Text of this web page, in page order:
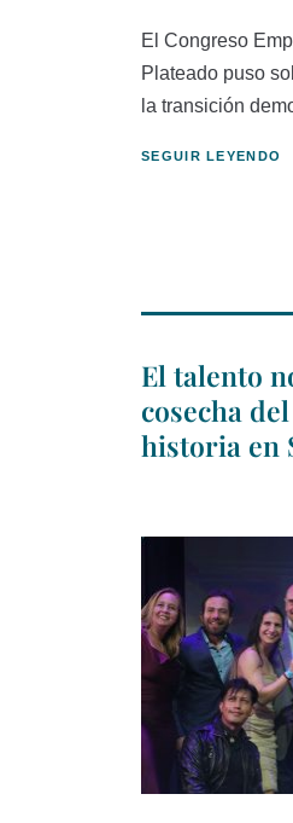
El Congreso
Plateado puso
la transición
SEGUIR LEYENDO
El talento
cosecha
historia en